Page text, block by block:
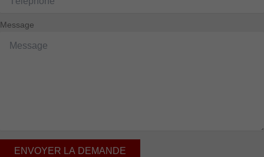
Message
ENVOYER LA DEMANDE